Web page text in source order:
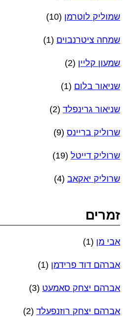
שמוליק לוטרמן (10)
שמחה ציטרנבוים (1)
שמעון קליין (2)
שניאור בלום (1)
שניאור גרינפלד (2)
שרוליק בריינס (9)
שרוליק דייטל (19)
שרוליק יאקאב (4)
זמרים
אבי מן (1)
אברהם דוד פרידמן (1)
אברהם יצחק סאמעט (3)
אברהם יצחק רוזנפעלד (2)